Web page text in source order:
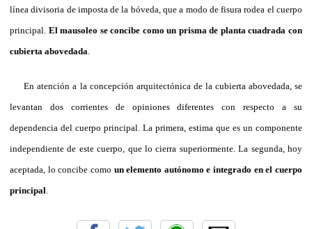
línea divisoria de imposta de la bóveda, que a modo de fisura rodea el cuerpo
principal. El mausoleo se concibe como un prisma de planta cuadrada con
cubierta abovedada
En atención a la concepción arquitectónica de la cubierta abovedada, se
levantan dos corrientes de opiniones diferentes con respecto a su
dependencia del cuerpo principal. La primera, estima que es un componente
independiente de este cuerpo, que lo cierra superiormente. La segunda, hoy
aceptada, lo concibe como un elemento autónomo e integrado en el cuerpo
principal